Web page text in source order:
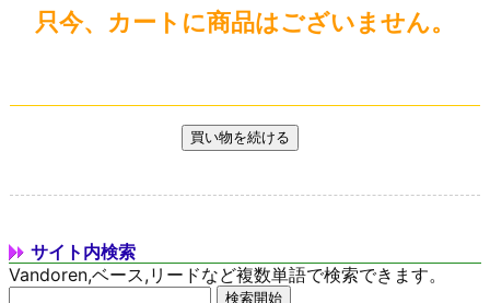
只今、カートに商品はございません。
サイト内検索
Vandoren,ベース,リードなど複数単語で検索できます。